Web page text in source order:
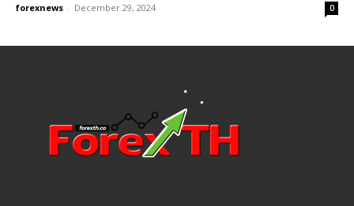
forexnews - December 29, 2024 0